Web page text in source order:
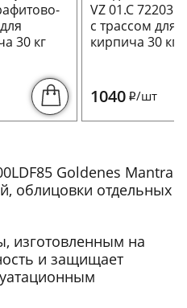
30 кг
VZ 01.C 72203
с трассом для
кирпича 30 кг
1040 i/шт
Goldenes Mantra
облицовки отдельных
изготовленным на
и защищает